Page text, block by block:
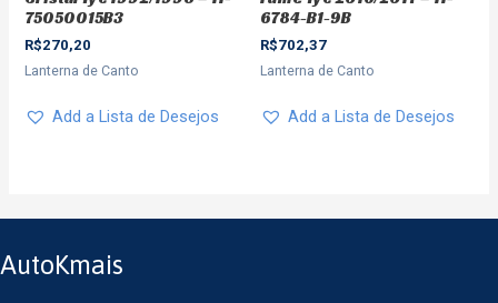
75050015B3
R$270,20
Lanterna de Canto
Add a Lista de Desejos
6784-B1-9B
R$702,37
Lanterna de Canto
Add a Lista de Desejos
AutoKmais